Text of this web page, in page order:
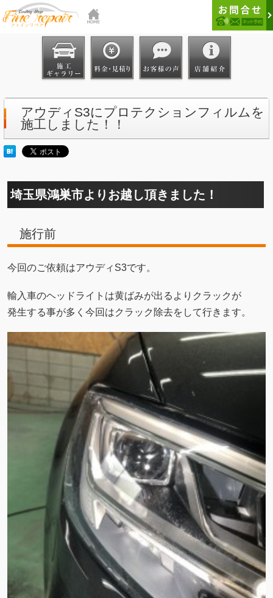
アウディS3にプロテクションフィルムを
施工しました！！
埼玉県鴻巣市よりお越し頂きました！
施行前
今回のご依頼はアウディS3です。
輸入車のヘッドライトは黄ばみが出るよりクラックが
発生する事が多く今回はクラック除去をして行きます。